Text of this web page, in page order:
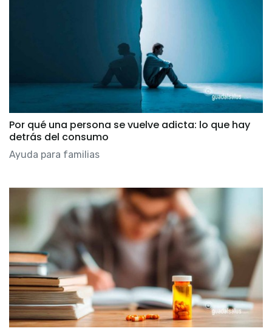
Por qué una persona se vuelve adicta: lo que hay
detrás del consumo
Ayuda para familias